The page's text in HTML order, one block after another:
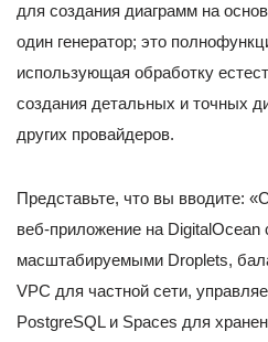
для создания диаграмм на
один генератор; это
использующая обработку
создания детальных и точных
других провайдеров.
Представьте, что вы вводите:
веб-приложение на DigitalOcean
масштабируемыми Droplets,
VPC для частной сети,
PostgreSQL и Spaces для